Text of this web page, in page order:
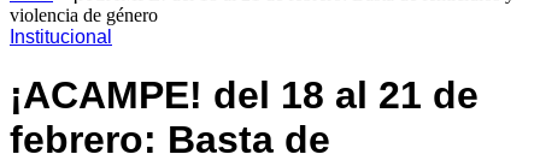
violencia de género
Institucional
¡ACAMPE! del 18 al 21 de
febrero: Basta de